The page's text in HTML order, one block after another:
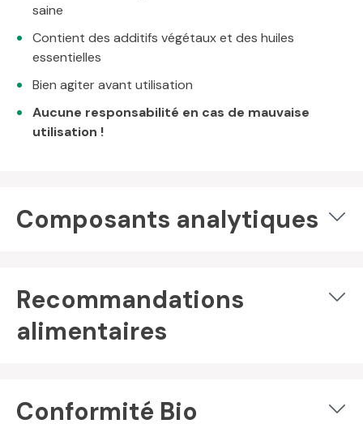
saine
Contient des additifs végétaux et des huiles
essentielles
Bien agiter avant utilisation
Aucune responsabilité en cas de mauvaise
utilisation !
Composants analytiques
Recommandations
alimentaires
Conformité Bio